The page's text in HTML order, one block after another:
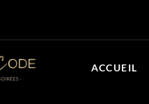
ACCUEIL